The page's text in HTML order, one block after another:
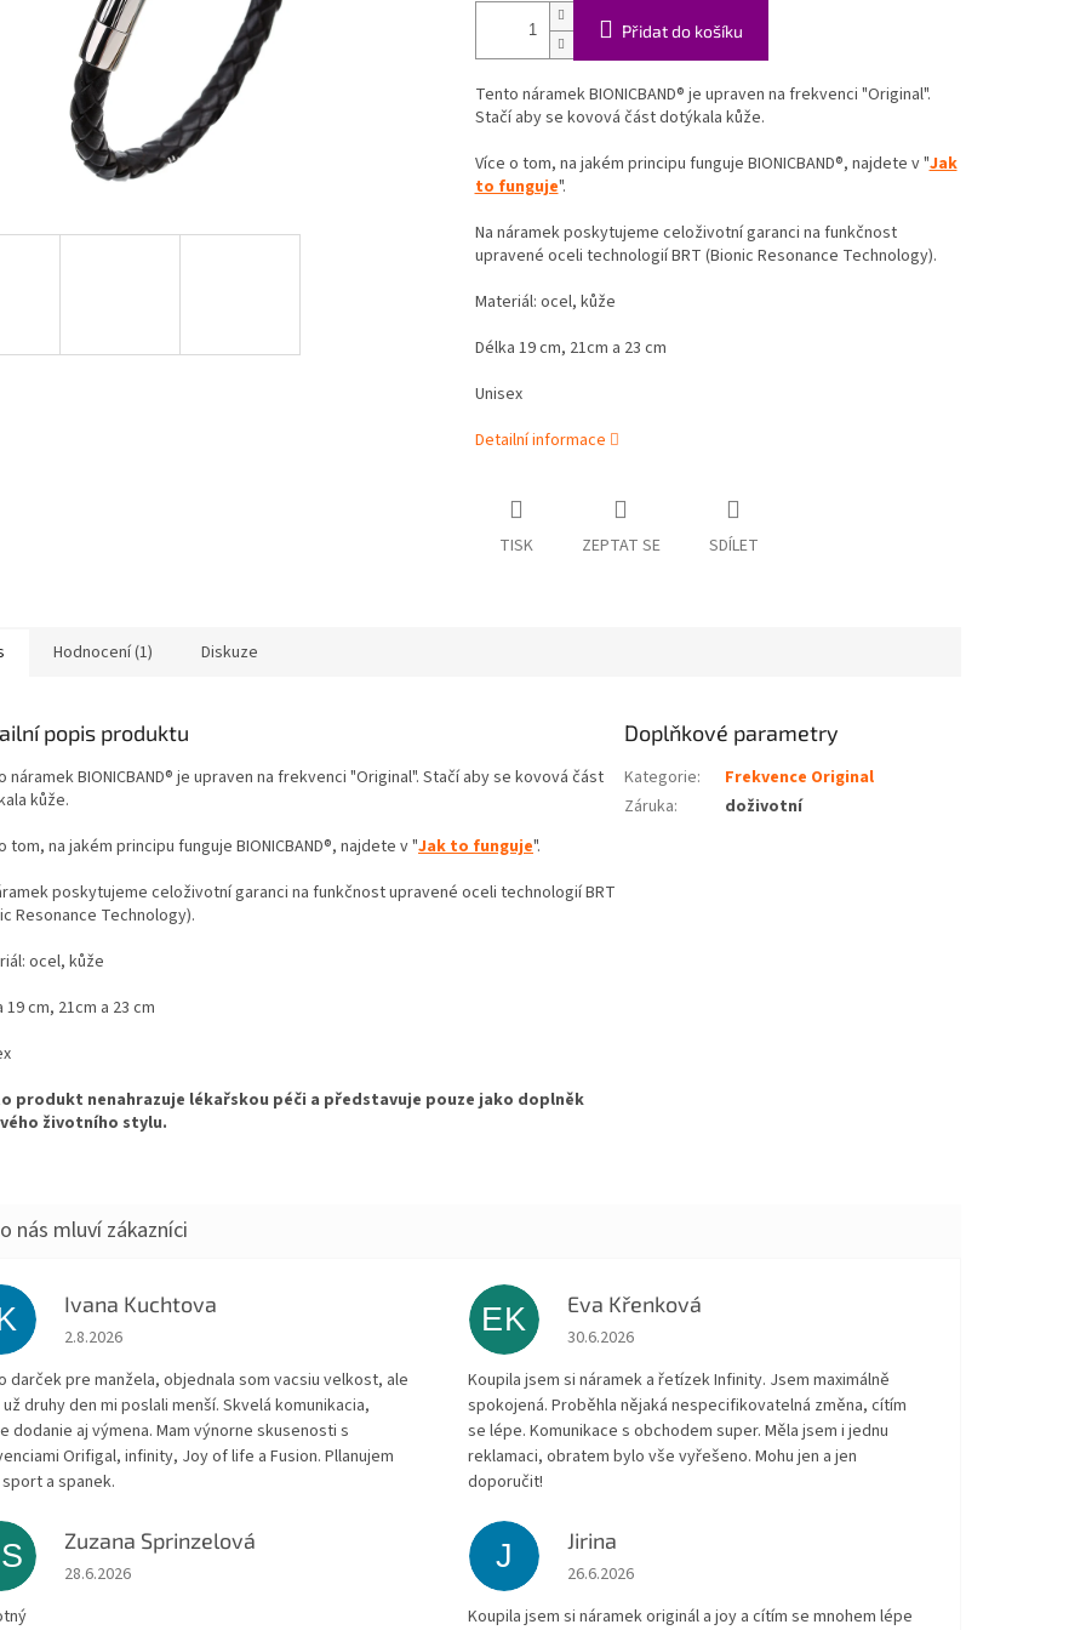
Přidat do košíku
Tento náramek BIONICBAND® je upraven na frekvenci "Original".
Stačí aby se kovová část dotýkala kůže.
Více o tom, na jakém principu funguje BIONICBAND®, najdete v "Jak
to funguje".
Na náramek poskytujeme celoživotní garanci na funkčnost
upravené oceli technologií BRT (Bionic Resonance Technology).
Materiál: ocel, kůže
Délka 19 cm, 21cm a 23 cm
Unisex
Detailní informace
TISK ZEPTAT SE SDÍLET
Hodnocení (1) Diskuze
popis produktu
náramek BIONICBAND® je upraven na frekvenci "Original". Stačí aby se kovová část
kůže.
tom, na jakém principu funguje BIONICBAND®, najdete v "Jak to funguje".
poskytujeme celoživotní garanci na funkčnost upravené oceli technologií BRT
Resonance Technology).
ocel, kůže
19 cm, 21cm a 23 cm
produkt nenahrazuje lékařskou péči a představuje pouze jako doplněk
životního stylu.
Doplňkové parametry
Kategorie:
Frekvence Original
Záruka: doživotní
Ivana Kuchtova
Hodnocení obchodu je 5 z 5 hvězdiček.
2.8.2026
darček pre manžela, objednala som vacsiu velkost, ale
druhy den mi poslali menší. Skvelá komunikacia,
dodanie aj výmena. Mam výnorne skusenosti s
Orifigal, infinity, Joy of life a Fusion. Pllanujem
a spanek.
EK Eva Křenková
Hodnocení obchodu je 5 z 5 hvězdiček.
30.6.2026
Koupila jsem si náramek a řetízek Infinity. Jsem maximálně
spokojená. Proběhla nějaká nespecifikovatelná změna, cítím
se lépe. Komunikace s obchodem super. Měla jsem i jednu
reklamaci, obratem bylo vše vyřešeno. Mohu jen a jen
doporučit!
Zuzana Sprinzelová
Hodnocení obchodu je 5 z 5 hvězdiček.
28.6.2026
J Jirina
Hodnocení obchodu je 5 z 5 hvězdiček.
26.6.2026
Koupila jsem si náramek originál a joy a cítím se mnohem lépe